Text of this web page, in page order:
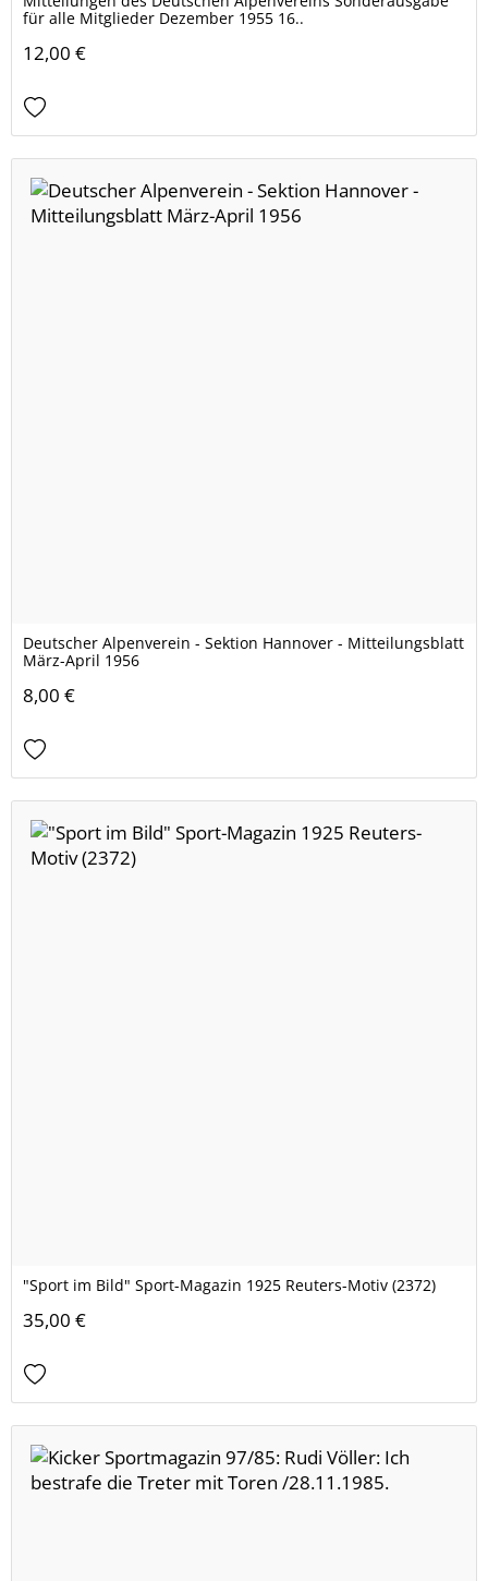
für alle Mitglieder Dezember 1955 16..
12,00 €
Deutscher Alpenverein - Sektion Hannover - Mitteilungsblatt
März-April 1956
8,00 €
"Sport im Bild" Sport-Magazin 1925 Reuters-Motiv (2372)
35,00 €